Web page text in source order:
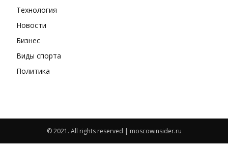
Технология
Новости
Бизнес
Виды спорта
Политика
© 2021. All rights reserved | moscowinsider.ru